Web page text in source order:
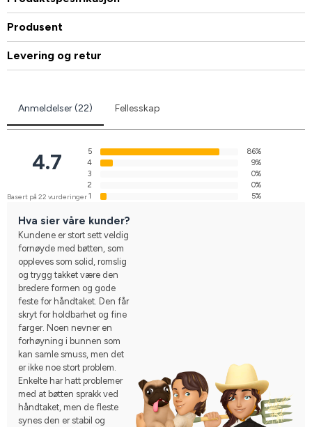
Produsent
Levering og retur
Anmeldelser (22) Fellesskap
4.7
Basert på 22 vurderinger
5
86%
4
9%
3
0%
2
0%
1
5%
Hva sier våre kunder?
Kundene er stort sett veldig
fornøyde med bøtten, som
oppleves som solid, romslig
og trygg takket være den
bredere formen og gode
feste for håndtaket. Den får
skryt for holdbarhet og fine
farger. Noen nevner en
forhøyning i bunnen som
kan samle smuss, men det
er ikke noe stort problem.
Enkelte har hatt problemer
med at bøtten sprakk ved
håndtaket, men de fleste
synes den er stabil og